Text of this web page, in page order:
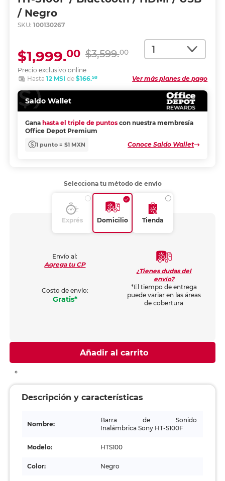
/ Negro
SKU: 100130267
Cantidad
Precio exclusivo online
$3,599.00
$1,999.00
Ver más planes de pago
Hasta 12 MSI de $166.58
Saldo Wallet
Gana hasta el triple de puntos con nuestra membresía
Office Depot Premium
1 punto = $1 MXN Conoce Saldo Wallet
Selecciona tu método de envío
Exprés Domicilio Tienda
Envío al:
Agrega tu CP
Costo de envío:
Gratis*
¿Tienes dudas del
envío?
*El tiempo de entrega
puede variar en las áreas
de cobertura
Añadir al carrito
Descripción y características
Nombre:
Barra de Sonido
Inalámbrica Sony HT-S100F
Modelo: HTS100
Color: Negro